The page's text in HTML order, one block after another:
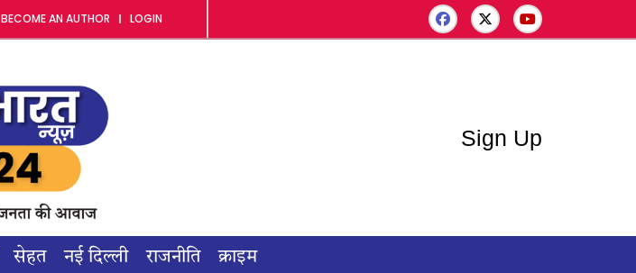
BECOME AN AUTHOR LOGIN
Sign Up
सेहत नई दिल्ली राजनीति क्राइम